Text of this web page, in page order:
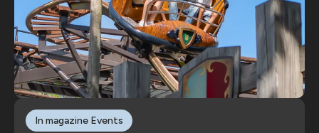
In magazine Events